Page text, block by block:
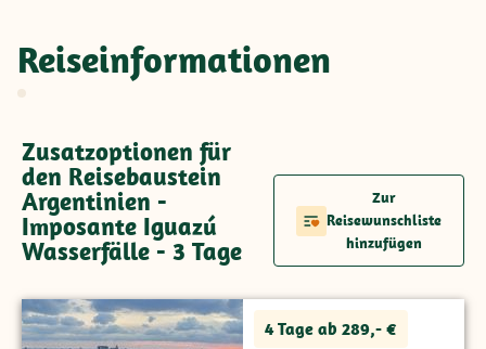
Reiseinformationen
Zusatzoptionen für
den Reisebaustein
Argentinien -
Imposante Iguazú
Wasserfälle - 3 Tage
Zur
Reisewunschliste
hinzufügen
4 Tage ab 289,- €